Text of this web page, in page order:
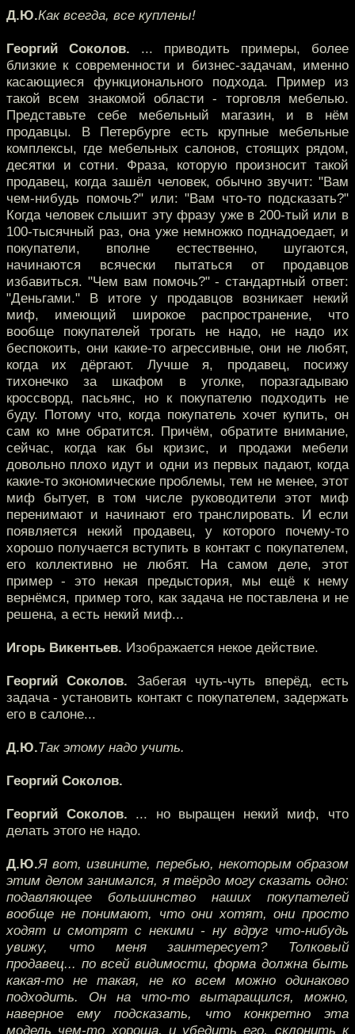
Д.Ю.Как всегда, все куплены!
Георгий Соколов. ... приводить примеры, более
близкие к современности и бизнес-задачам, именно
касающиеся функционального подхода. Пример из
такой всем знакомой области - торговля мебелью.
Представьте себе мебельный магазин, и в нём
продавцы. В Петербурге есть крупные мебельные
комплексы, где мебельных салонов, стоящих рядом,
десятки и сотни. Фраза, которую произносит такой
продавец, когда зашёл человек, обычно звучит: "Вам
чем-нибудь помочь?" или: "Вам что-то подсказать?"
Когда человек слышит эту фразу уже в 200-тый или в
100-тысячный раз, она уже немножко поднадоедает, и
покупатели, вполне естественно, шугаются,
начинаются всячески пытаться от продавцов
избавиться. "Чем вам помочь?" - стандартный ответ:
"Деньгами." В итоге у продавцов возникает некий
миф, имеющий широкое распространение, что
вообще покупателей трогать не надо, не надо их
беспокоить, они какие-то агрессивные, они не любят,
когда их дёргают. Лучше я, продавец, посижу
тихонечко за шкафом в уголке, поразгадываю
кроссворд, пасьянс, но к покупателю подходить не
буду. Потому что, когда покупатель хочет купить, он
сам ко мне обратится. Причём, обратите внимание,
сейчас, когда как бы кризис, и продажи мебели
довольно плохо идут и одни из первых падают, когда
какие-то экономические проблемы, тем не менее, этот
миф бытует, в том числе руководители этот миф
перенимают и начинают его транслировать. И если
появляется некий продавец, у которого почему-то
хорошо получается вступить в контакт с покупателем,
его коллективно не любят. На самом деле, этот
пример - это некая предыстория, мы ещё к нему
вернёмся, пример того, как задача не поставлена и не
решена, а есть некий миф...
Игорь Викентьев. Изображается некое действие.
Георгий Соколов. Забегая чуть-чуть вперёд, есть
задача - установить контакт с покупателем, задержать
его в салоне...
Д.Ю.Так этому надо учить.
Георгий Соколов.
Георгий Соколов. ... но выращен некий миф, что
делать этого не надо.
Д.Ю.Я вот, извините, перебью, некоторым образом
этим делом занимался, я твёрдо могу сказать одно:
подавляющее большинство наших покупателей
вообще не понимают, что они хотят, они просто
ходят и смотрят с некими - ну вдруг что-нибудь
увижу, что меня заинтересует? Толковый
продавец... по всей видимости, форма должна быть
какая-то не такая, не ко всем можно одинаково
подходить. Он на что-то вытаращился, можно,
наверное ему подсказать, что конкретно эта
модель чем-то хороша, и убедить его, склонить к